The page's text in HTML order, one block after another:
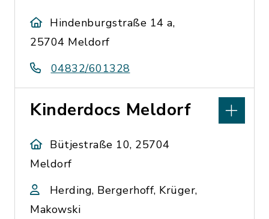
Hindenburgstraße 14 a,
25704 Meldorf
04832/601328
Kinderdocs Meldorf
Bütjestraße 10, 25704
Meldorf
Herding, Bergerhoff, Krüger,
Makowski